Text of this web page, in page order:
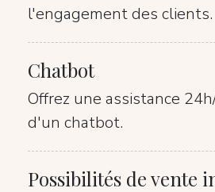
l'engagement des clients.
Chatbot
Offrez une assistance
d'un chatbot.
Possibilités de vente